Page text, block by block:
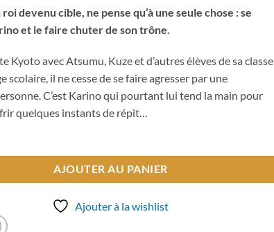
devenu cible, ne pense qu’à une seule chose : se
et le faire chuter de son trône.
Kyoto avec Atsumu, Kuze et d’autres élèves de sa classe
scolaire, il ne cesse de se faire agresser par une
C’est Karino qui pourtant lui tend la main pour
quelques instants de répit…
AJOUTER AU PANIER
Ajouter à la wishlist